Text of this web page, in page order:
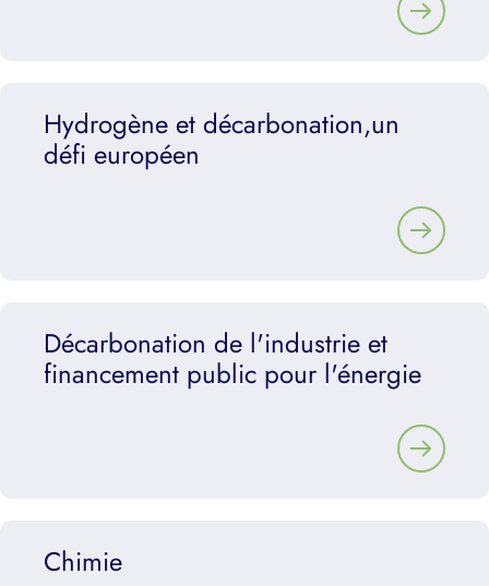
Hydrogène et décarbonation,un
défi européen
Décarbonation de l'industrie et
financement public pour l'énergie
Chimie